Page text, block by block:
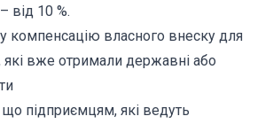
від 10 %.
компенсацію власного внеску для
які вже отримали державні або
підприємцям, які ведуть